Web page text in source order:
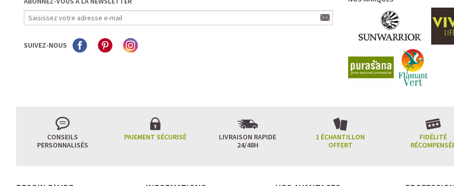
SUIVEZ-NOUS
CONSEILS
PERSONNALISÉS
PAIEMENT SÉCURISÉ
LIVRAISON RAPIDE
24/48H
1 ÉCHANTILLON
OFFERT
FIDÉLITÉ